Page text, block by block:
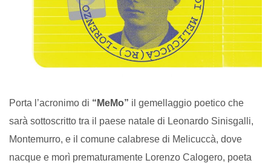
Porta l’acronimo di “MeMo” il gemellaggio poetico che
sarà sottoscritto tra il paese natale di Leonardo Sinisgalli,
Montemurro, e il comune calabrese di Melicuccà, dove
nacque e morì prematuramente Lorenzo Calogero, poeta